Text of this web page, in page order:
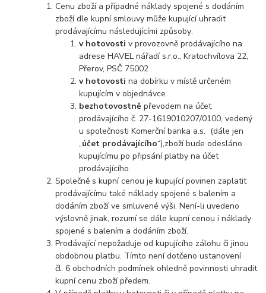
Cenu zboží a případné náklady spojené s dodáním
zboží dle kupní smlouvy může kupující uhradit
prodávajícímu následujícími způsoby:
v hotovosti v provozovně prodávajícího na
adrese HAVEL nářadí s.r.o., Kratochvílova 22,
Přerov, PSČ 75002
v hotovosti na dobírku v místě určeném
kupujícím v objednávce
bezhotovostně převodem na účet
prodávajícího č. 27-1619010207/0100, vedený
u společnosti Komerční banka a.s. (dále jen
„účet prodávajícího“),zboží bude odesláno
kupujícímu po připsání platby na účet
prodávajícího
Společně s kupní cenou je kupující povinen zaplatit
prodávajícímu také náklady spojené s balením a
dodáním zboží ve smluvené výši. Není-li uvedeno
výslovně jinak, rozumí se dále kupní cenou i náklady
spojené s balením a dodáním zboží.
Prodávající nepožaduje od kupujícího zálohu či jinou
obdobnou platbu. Tímto není dotčeno ustanovení
čl. 6 obchodních podmínek ohledně povinnosti uhradit
kupní cenu zboží předem.